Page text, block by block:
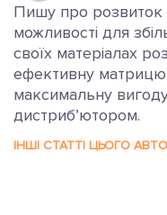
Пишу про розвиток
можливості для
своїх матеріалах
ефективну матрицю
максимальну вигоду
дистриб’ютором.
ІНШІ СТАТТІ ЦЬОГО